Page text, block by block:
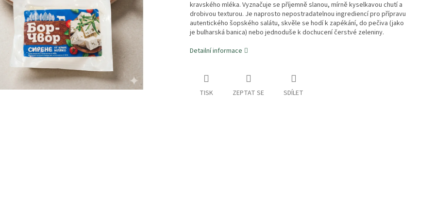
kravského mléka. Vyznačuje se příjemně slanou, mírně kyselkavou chutí a
drobivou texturou. Je naprosto nepostradatelnou ingrediencí pro přípravu
autentického šopského salátu, skvěle se hodí k zapékání, do pečiva (jako
je bulharská banica) nebo jednoduše k dochucení čerstvé zeleniny.
Detailní informace
TISK ZEPTAT SE SDÍLET